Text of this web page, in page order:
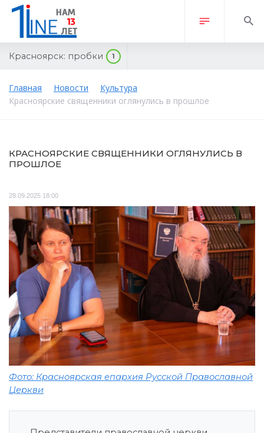
Красноярск: пробки 1
Главная Новости
Культура
Красноярские священники оглянулись в прошлое
КРАСНОЯРСКИЕ СВЯЩЕННИКИ ОГЛЯНУЛИСЬ В
ПРОШЛОЕ
28.09.2025 18:00
Фото: Красноярская епархия Русской Православной
Церкви